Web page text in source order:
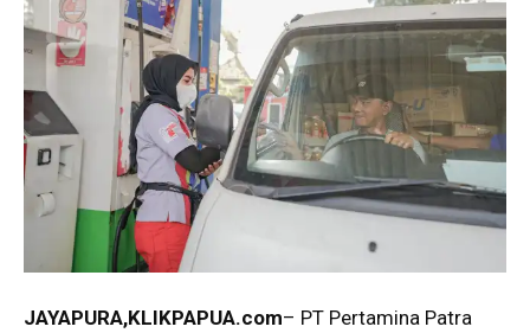
JAYAPURA,KLIKPAPUA.com– PT Pertamina Patra